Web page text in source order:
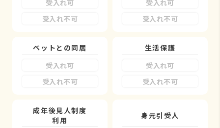
受入れ可
受入れ不可
受入れ可
受入れ不可
ペットとの同居
受入れ可
受入れ不可
生活保護
受入れ可
受入れ不可
成年後見人制度
利用
身元引受人